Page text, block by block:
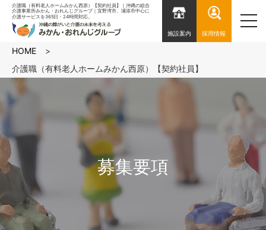
介護職（有料老人ホームみかん西原）【契約社員】｜沖縄の総合
介護事業所みかん・おれんじグループ｜宜野湾市、浦添市中心に
介護サービスを365日・24時間対応。
施設案内 採用情報
HOME
介護職（有料老人ホームみかん西原）【契約社員】
募集要項